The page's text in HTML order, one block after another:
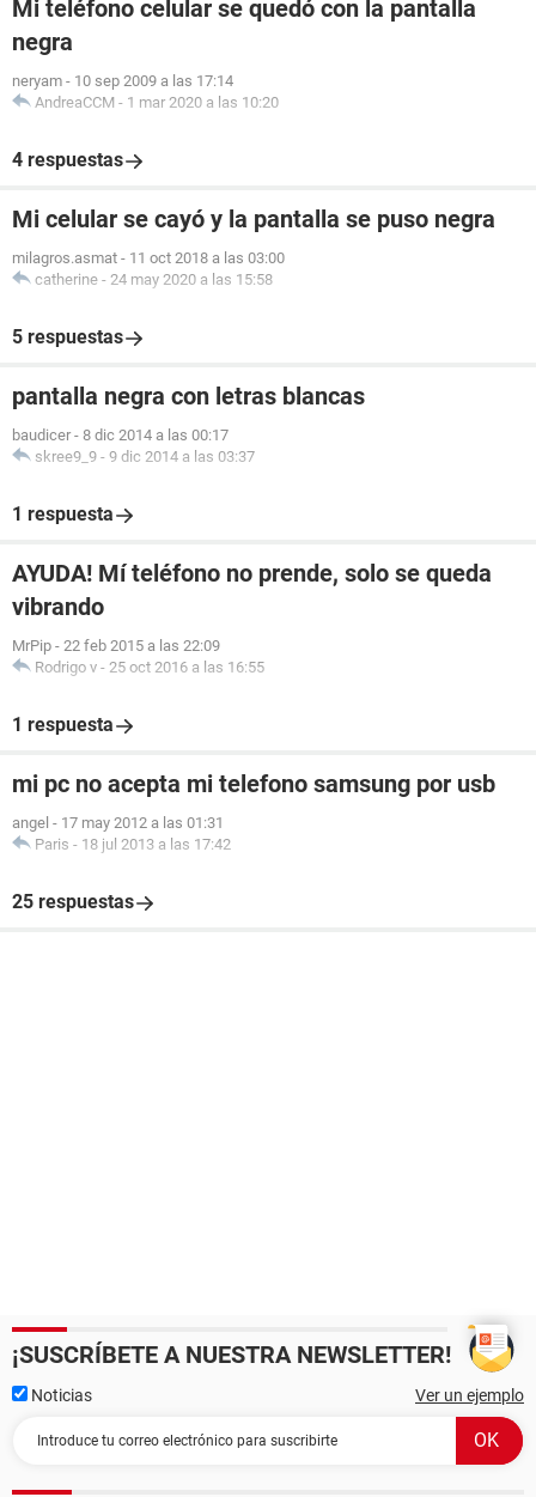
Mi teléfono celular se quedó con la pantalla
negra
neryam - 10 sep 2009 a las 17:14
AndreaCCM - 1 mar 2020 a las 10:20
4 respuestas
Mi celular se cayó y la pantalla se puso negra
milagros.asmat - 11 oct 2018 a las 03:00
catherine - 24 may 2020 a las 15:58
5 respuestas
pantalla negra con letras blancas
baudicer - 8 dic 2014 a las 00:17
skree9_9 - 9 dic 2014 a las 03:37
1 respuesta
AYUDA! Mí teléfono no prende, solo se queda
vibrando
MrPip - 22 feb 2015 a las 22:09
Rodrigo v - 25 oct 2016 a las 16:55
1 respuesta
mi pc no acepta mi telefono samsung por usb
angel - 17 may 2012 a las 01:31
Paris - 18 jul 2013 a las 17:42
25 respuestas
¡SUSCRÍBETE A NUESTRA NEWSLETTER!
Noticias Ver un ejemplo